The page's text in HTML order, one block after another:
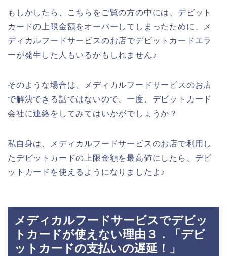
もしかしたら、こちらをご覧の方の中には、デビット
カードの上限金額をオーバーしてしまったために、メ
ディカルフードサービスのお店でデビットカードエラ
ーが発生した人もいるかもしれません♪
そのような場合は、メディカルフードサービスのお店
で解決できる話ではないので、一度、デビットカード
会社に連絡をしてみてはいかがでしょうか？
私自身は、メディカルフードサービスのお店で利用し
たデビットカードの上限金額を最高値にしたら、デビ
ットカードを使えるようになりましたよ♪
メディカルフードサービスでデビッ
トカードが使えない理由３．「デビ
ットカードの支払いの遅延！」